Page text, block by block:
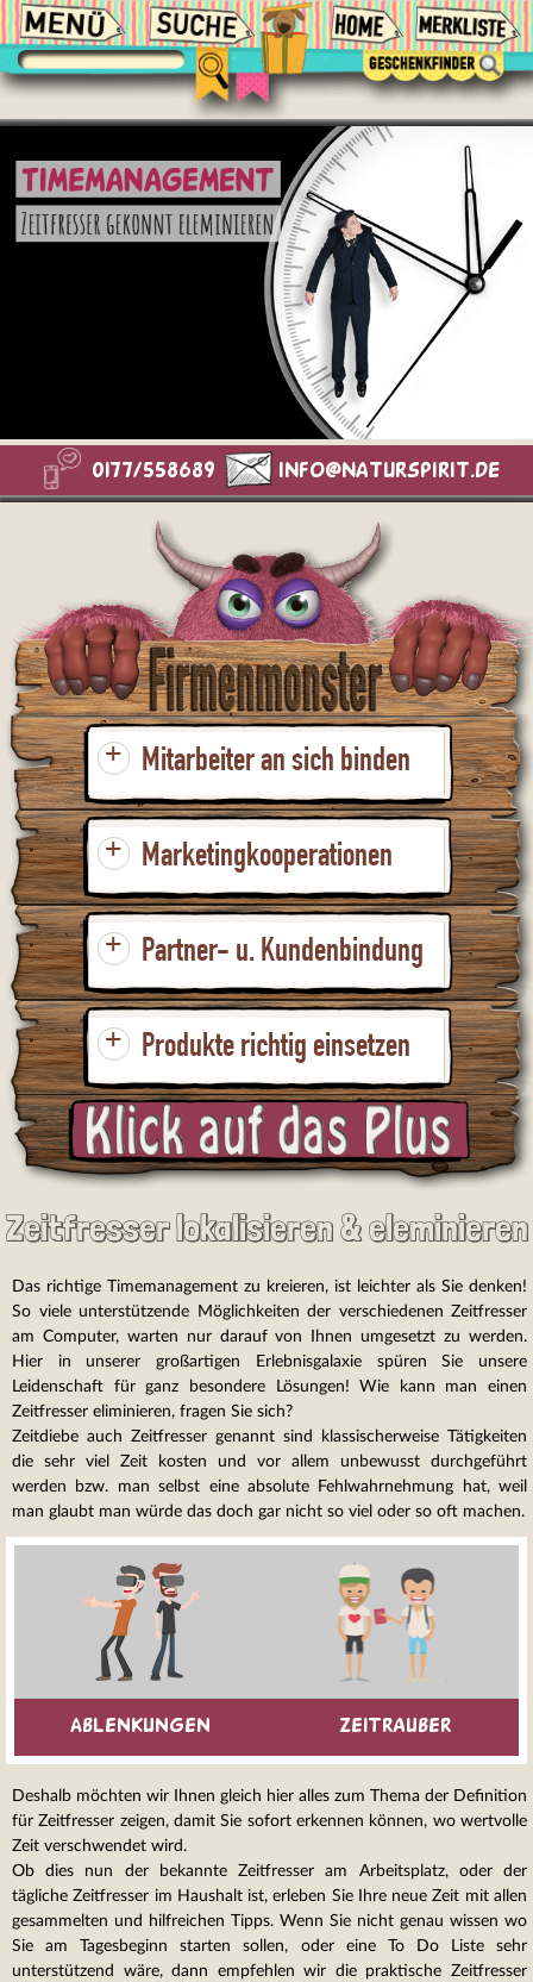
0177/558689 info@naturspirit.de
+ Mitarbeiter an sich binden
+ Marketingkooperationen
+ Partner- u. Kundenbindung
+ Produkte richtig einsetzen
Zeitfresser lokalisieren & eleminieren
Das richtige Timemanagement zu kreieren, ist leichter als Sie denken!
So viele unterstützende Möglichkeiten der verschiedenen Zeitfresser
am Computer, warten nur darauf von Ihnen umgesetzt zu werden.
Hier in unserer großartigen Erlebnisgalaxie spüren Sie unsere
Leidenschaft für ganz besondere Lösungen! Wie kann man einen
Zeitfresser eliminieren, fragen Sie sich?
Zeitdiebe auch Zeitfresser genannt sind klassischerweise Tätigkeiten
die sehr viel Zeit kosten und vor allem unbewusst durchgeführt
werden bzw. man selbst eine absolute Fehlwahrnehmung hat, weil
man glaubt man würde das doch gar nicht so viel oder so oft machen.
Ablenkungen Zeitrauber
Deshalb möchten wir Ihnen gleich hier alles zum Thema der Definition
für Zeitfresser zeigen, damit Sie sofort erkennen können, wo wertvolle
Zeit verschwendet wird.
Ob dies nun der bekannte Zeitfresser am Arbeitsplatz, oder der
tägliche Zeitfresser im Haushalt ist, erleben Sie Ihre neue Zeit mit allen
gesammelten und hilfreichen Tipps. Wenn Sie nicht genau wissen wo
Sie am Tagesbeginn starten sollen, oder eine To Do Liste sehr
unterstützend wäre, dann empfehlen wir die praktische Zeitfresser